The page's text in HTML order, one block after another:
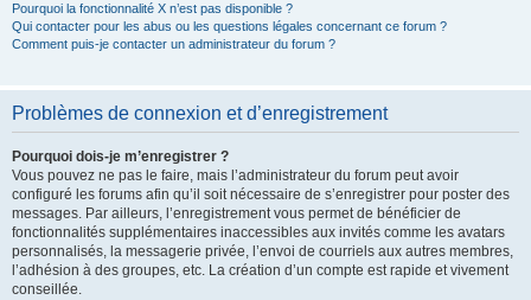
Pourquoi la fonctionnalité X n’est pas disponible ?
Qui contacter pour les abus ou les questions légales concernant ce forum ?
Comment puis-je contacter un administrateur du forum ?
Problèmes de connexion et d’enregistrement
Pourquoi dois-je m’enregistrer ?
Vous pouvez ne pas le faire, mais l’administrateur du forum peut avoir
configuré les forums afin qu’il soit nécessaire de s’enregistrer pour poster des
messages. Par ailleurs, l’enregistrement vous permet de bénéficier de
fonctionnalités supplémentaires inaccessibles aux invités comme les avatars
personnalisés, la messagerie privée, l’envoi de courriels aux autres membres,
l’adhésion à des groupes, etc. La création d’un compte est rapide et vivement
conseillée.